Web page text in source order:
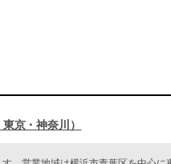
京・神奈川）